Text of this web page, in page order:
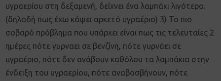
υγραερίου στη δεξαμενή, δείχνει ένα λαμπάκι λιγότερο.
(δηλαδή πως έχω κάψει αρκετό υγραέριο) 3) Το πιο
σοβαρό πρόβλημα που υπάρχει είναι πως τις τελευταίες 2
ημέρες πότε γυρναει σε βενζίνη, πότε γυρνάει σε
υγραέριο, πότε δεν ανάβουν καθόλου τα λαμπάκια στην
ένδειξη του υγραερίου, πότε αναβοσβήνουν, πότε